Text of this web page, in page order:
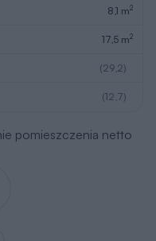
8,1 m2
17,5 m2
(29,2)
(12,7)
pomieszczenia netto